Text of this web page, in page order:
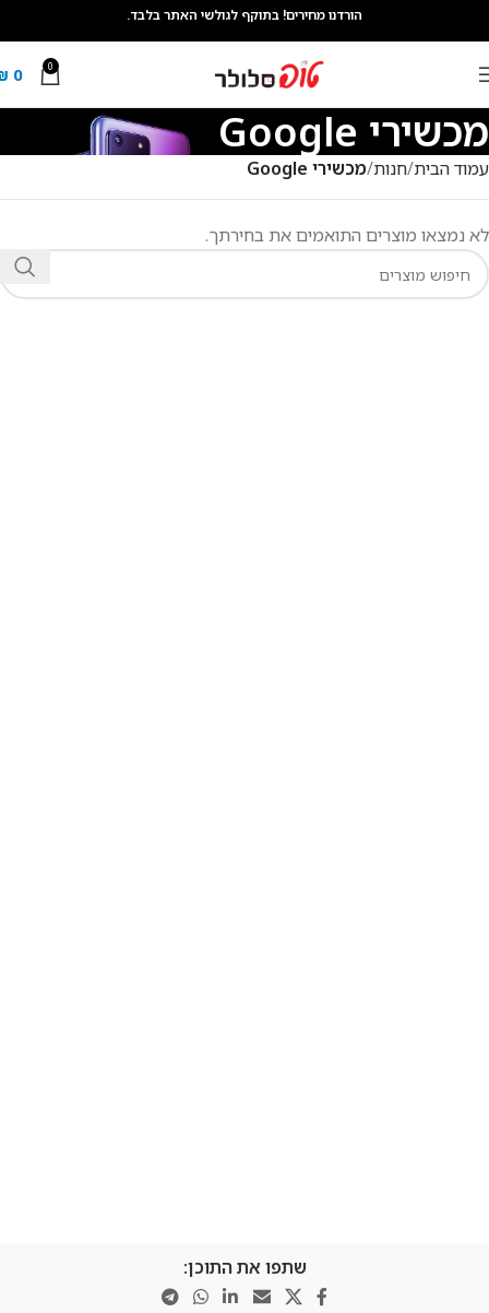
הורדנו מחירים! בתוקף לגולשי האתר בלבד.
0
0
מכשירי Google
עמוד הבית חנות מכשירי Google
לא נמצאו מוצרים התואמים את בחירתך.
שתפו את התוכן: